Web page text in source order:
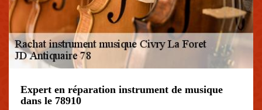
Expert en réparation instrument de musique
dans le 78910